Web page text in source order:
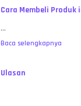
Cara Membeli Produk
...
Baca selengkapnya
Ulasan